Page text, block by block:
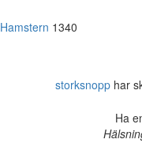
Hamstern 1340
storksnopp har
Ha